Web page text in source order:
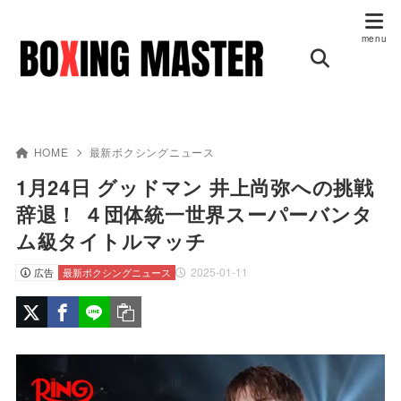
HOME 最新ボクシングニュース
1月24日 グッドマン 井上尚弥への挑戦
辞退！ ４団体統一世界スーパーバンタ
ム級タイトルマッチ
広告 2025-01-11
最新ボクシングニュース